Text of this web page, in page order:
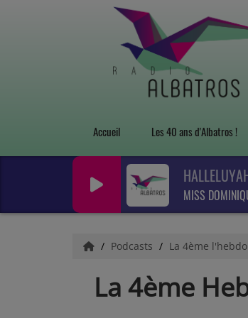
Accueil Les 40 ans d'Albatros !
MISS
Podcasts La 4ème l'hebdo
La 4ème